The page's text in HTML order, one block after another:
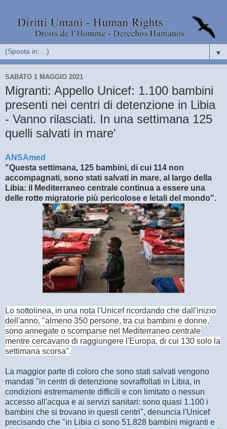
▼
SABATO 1 MAGGIO 2021
Migranti: Appello Unicef: 1.100 bambini
presenti nei centri di detenzione in Libia
- Vanno rilasciati. In una settimana 125
quelli salvati in mare'
ANSAmed
"Questa settimana, 125 bambini, di cui 114 non
accompagnati, sono stati salvati in mare, al largo della
Libia: il Mediterraneo centrale continua a essere una
delle rotte migratorie più pericolose e letali del mondo".
Lo sottolinea, in una nota l'Unicef ricordando che dall'inizio
dell'anno, "almeno 350 persone, tra cui bambini e donne,
sono annegate o scomparse nel Mediterraneo centrale
mentre cercavano di raggiungere l'Europa, di cui 130 solo la
settimana scorsa".
La maggior parte di coloro che sono stati salvati vengono
mandati "in centri di detenzione sovraffollati in Libia, in
condizioni estremamente difficili e con limitato o nessun
accesso all'acqua e ai servizi sanitari: sono quasi 1.100 i
bambini che si trovano in questi centri", denuncia l'Unicef
precisando che "in Libia ci sono 51.828 bambini migranti e